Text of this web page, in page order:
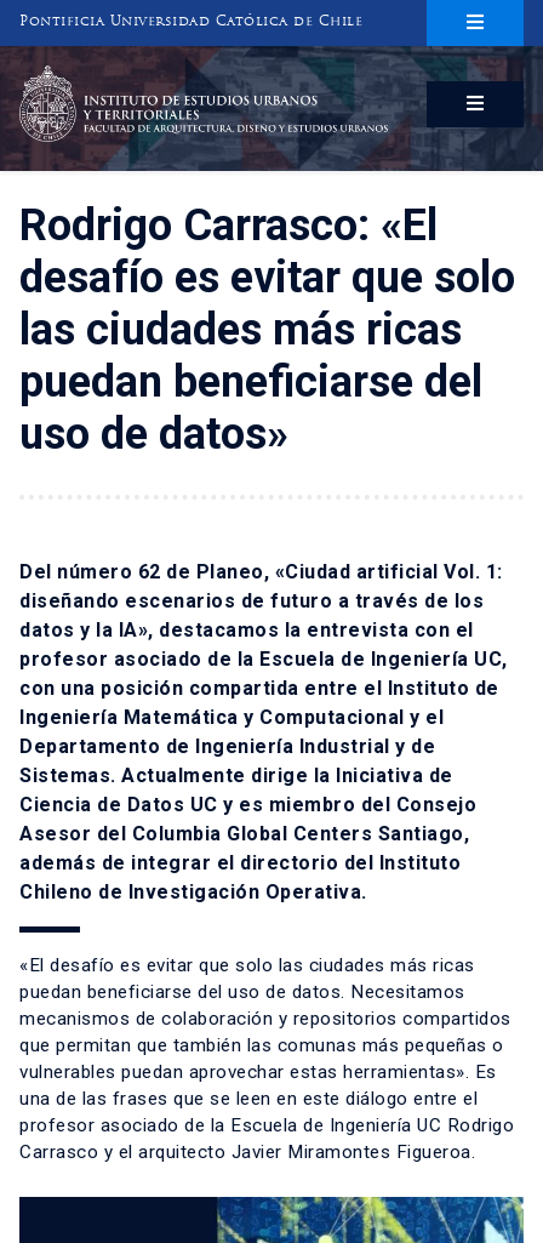
Pontificia Universidad Católica de Chile
INSTITUTO DE ESTUDIOS URBANOS
Y TERRITORIALES
FACULTAD DE ARQUITECTURA, DISEÑO Y ESTUDIOS URBANOS
Rodrigo Carrasco: «El
desafío es evitar que solo
las ciudades más ricas
puedan beneficiarse del
uso de datos»
Del número 62 de Planeo, «Ciudad artificial Vol. 1:
diseñando escenarios de futuro a través de los
datos y la IA», destacamos la entrevista con el
profesor asociado de la Escuela de Ingeniería UC,
con una posición compartida entre el Instituto de
Ingeniería Matemática y Computacional y el
Departamento de Ingeniería Industrial y de
Sistemas. Actualmente dirige la Iniciativa de
Ciencia de Datos UC y es miembro del Consejo
Asesor del Columbia Global Centers Santiago,
además de integrar el directorio del Instituto
Chileno de Investigación Operativa.
«El desafío es evitar que solo las ciudades más ricas
puedan beneficiarse del uso de datos. Necesitamos
mecanismos de colaboración y repositorios compartidos
que permitan que también las comunas más pequeñas o
vulnerables puedan aprovechar estas herramientas». Es
una de las frases que se leen en este diálogo entre el
profesor asociado de la Escuela de Ingeniería UC Rodrigo
Carrasco y el arquitecto Javier Miramontes Figueroa.